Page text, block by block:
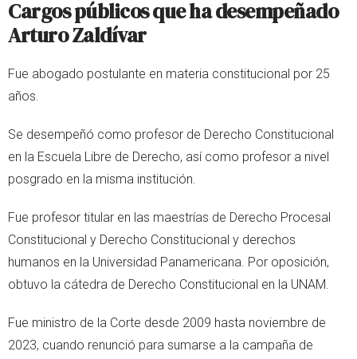
Cargos públicos que ha desempeñado
Arturo Zaldívar
Fue abogado postulante en materia constitucional por 25
años.
Se desempeñó como profesor de Derecho Constitucional
en la Escuela Libre de Derecho, así como profesor a nivel
posgrado en la misma institución.
Fue profesor titular en las maestrías de Derecho Procesal
Constitucional y Derecho Constitucional y derechos
humanos en la Universidad Panamericana. Por oposición,
obtuvo la cátedra de Derecho Constitucional en la UNAM.
Fue ministro de la Corte desde 2009 hasta noviembre de
2023, cuando renunció para sumarse a la campaña de